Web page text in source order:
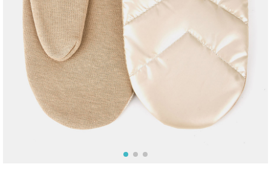
Москва
Да, все верно Изменить город